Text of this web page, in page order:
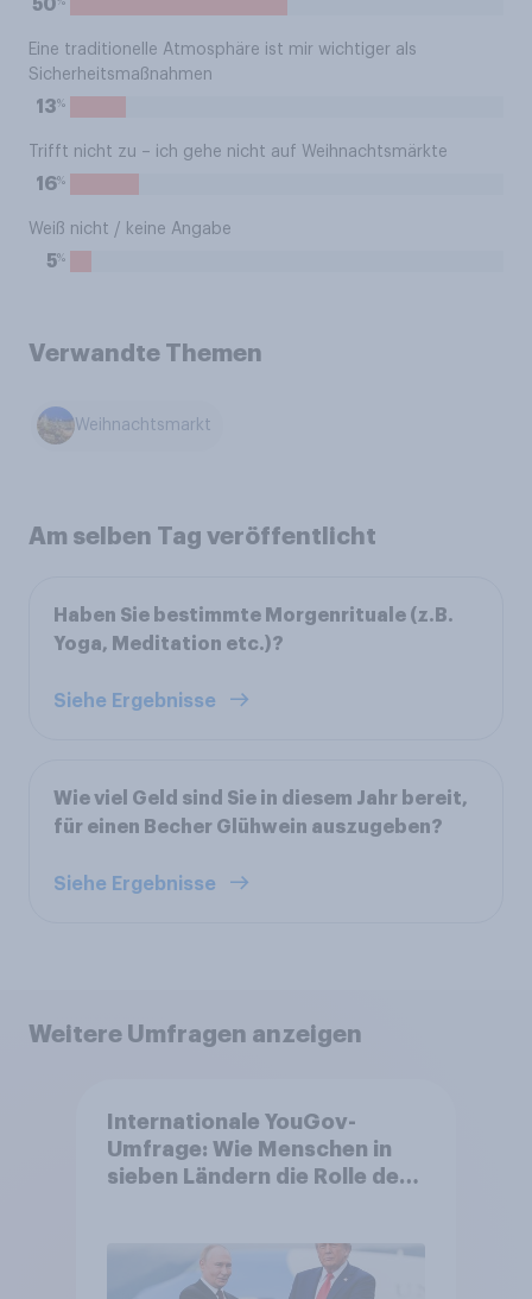
50
Eine traditionelle Atmosphäre ist mir wichtiger als
Sicherheitsmaßnahmen
13%
Trifft nicht zu – ich gehe nicht auf Weihnachtsmärkte
16%
Weiß nicht / keine Angabe
5%
Verwandte Themen
Weihnachtsmarkt
Am selben Tag veröffentlicht
Haben Sie bestimmte Morgenrituale (z.B.
Yoga, Meditation etc.)?
Siehe Ergebnisse
Wie viel Geld sind Sie in diesem Jahr bereit,
für einen Becher Glühwein auszugeben?
Siehe Ergebnisse
Weitere Umfragen anzeigen
Internationale YouGov-
Umfrage: Wie Menschen in
sieben Ländern die Rolle der
Bedrohungen und Bündnisse
bewerten